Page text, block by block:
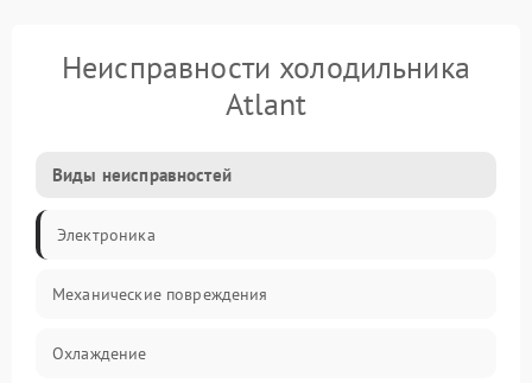
Неисправности холодильника
Atlant
Виды неисправностей
Электроника
Механические повреждения
Охлаждение